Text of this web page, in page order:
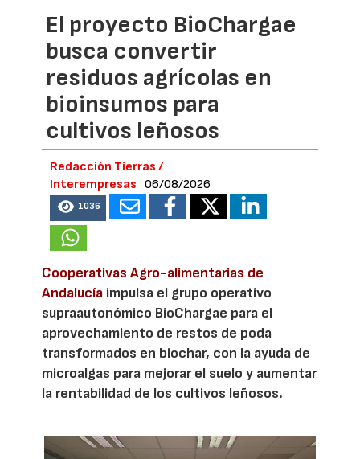
El proyecto BioChargae
busca convertir
residuos agrícolas en
bioinsumos para
cultivos leñosos
Redacción Tierras /
Interempresas
06/08/2026
1036
Cooperativas Agro-alimentarias de
Andalucía impulsa el grupo operativo
supraautonómico BioChargae para el
aprovechamiento de restos de poda
transformados en biochar, con la ayuda de
microalgas para mejorar el suelo y aumentar
la rentabilidad de los cultivos leñosos.